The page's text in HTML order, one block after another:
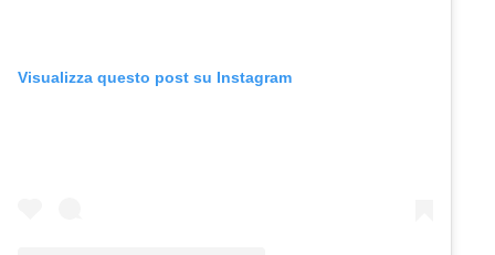
Visualizza questo post su Instagram